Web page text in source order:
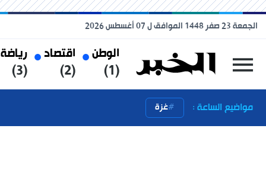
الوطن
(1)
اقتصاد
(2)
رياضة
(3)
الجمعة 23 صفر 1448 الموافق ل 07 أغسطس 2026
مواضيع الساعة : غزة